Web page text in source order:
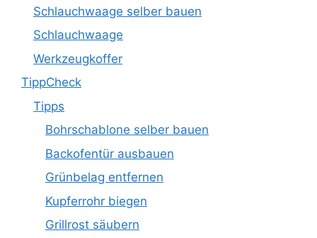
Schlauchwaage selber bauen
Schlauchwaage
Werkzeugkoffer
TippCheck
Tipps
Bohrschablone selber bauen
Backofentür ausbauen
Grünbelag entfernen
Kupferrohr biegen
Grillrost säubern